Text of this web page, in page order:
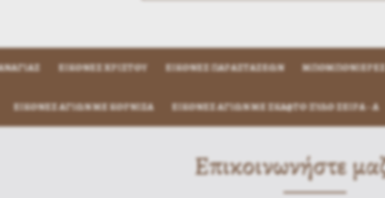
ΕΙΚΌΝΕΣ ΧΡΙΣΤΟΎ ΕΙΚΌΝΕΣ ΠΑΡΑΣΤΆΣΕΩΝ ΜΠΟΜΠΟΝΙΈΡΕΣ
ΕΙΚΌΝΕΣ ΑΓΊΩΝ ΜΕ ΚΟΡΝΊΖΑ ΕΙΚΟΝΕΣ ΑΓΙΩΝ ΜΕ ΣΚΑΦΤΟ ΞΥΛΟ ΣΕΙΡΑ - Α
Επικοινωνήστε